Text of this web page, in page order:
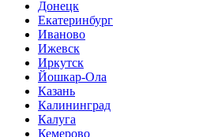
Донецк
Екатеринбург
Иваново
Ижевск
Иркутск
Йошкар-Ола
Казань
Калининград
Калуга
Кемерово